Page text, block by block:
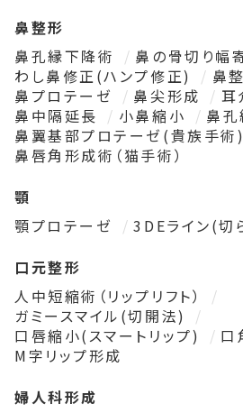
鼻整形
鼻孔縁下降術
鼻の骨切り幅
わし鼻修正(ハンプ修正)
鼻
鼻プロテーゼ
鼻尖形成
耳
鼻中隔延長
小鼻縮小
鼻孔
鼻翼基部プロテーゼ(貴族手術)
鼻唇角形成術（猫手術）
顎
顎プロテーゼ
3DEライン(切
口元整形
人中短縮術（リップリフト）
ガミースマイル(切開法)
口唇縮小(スマートリップ)
口
M字リップ形成
婦人科形成